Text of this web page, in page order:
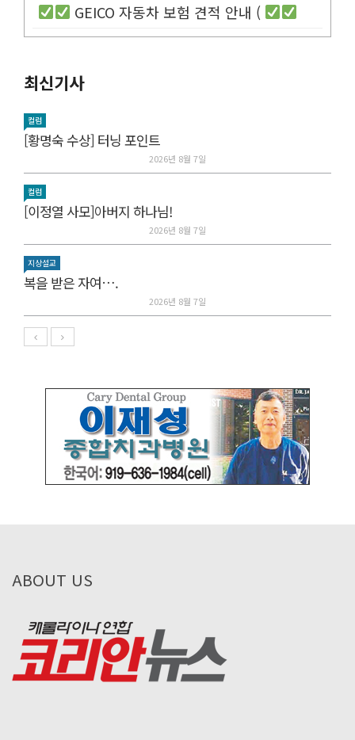
GEICO 자동차 보험 견적 안내 (
최신기사
컬럼
[황명숙 수상] 터닝 포인트
2026년 8월 7일
컬럼
[이정열 사모]아버지 하나님!
2026년 8월 7일
지상설교
복을 받은 자여….
2026년 8월 7일
ABOUT US